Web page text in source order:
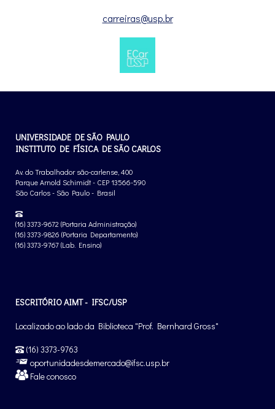
carreiras@usp.br
UNIVERSIDADE DE SÃO PAULO
INSTITUTO DE FÍSICA DE SÃO CARLOS
Av. do Trabalhador são-carlense, 400
Parque Arnold Schimidt - CEP 13566-590
São Carlos - São Paulo - Brasil
(16) 3373-9672 (Portaria Administração)
(16) 3373-9826 (Portaria Departamento)
(16) 3373-9767 (Lab. Ensino)
ESCRITÓRIO AIMT - IFSC/USP
Localizado ao lado da Biblioteca "Prof. Bernhard Gross"
(16) 3373-9763
oportunidadesdemercado@ifsc.usp.br
Fale conosco